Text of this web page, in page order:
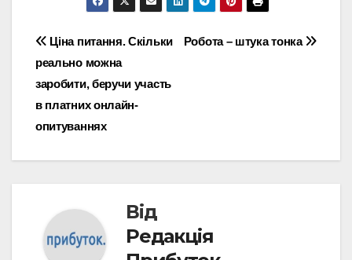
Навігація
записів
Робота – штука тонка
Ціна питання. Скільки
реально можна
заробити, беручи участь
в платних онлайн-
опитуваннях
Від
Редакція